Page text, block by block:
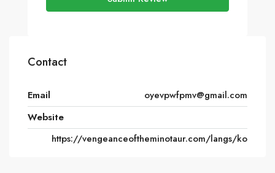
Contact
Email
oyevpwfpmv@gmail.com
Website
https://vengeanceoftheminotaur.com/langs/ko